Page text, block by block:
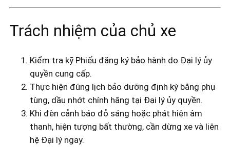
Trách nhiệm của chủ xe
Kiểm tra kỹ Phiếu đăng ký bảo hành do Đại lý ủy
quyền cung cấp.
Thực hiện đúng lịch bảo dưỡng định kỳ bằng phụ
tùng, dầu nhớt chính hãng tại Đại lý ủy quyền.
Khi đèn cảnh báo đỏ sáng hoặc phát hiện âm
thanh, hiện tượng bất thường, cần dừng xe và liên
hệ Đại lý ngay.